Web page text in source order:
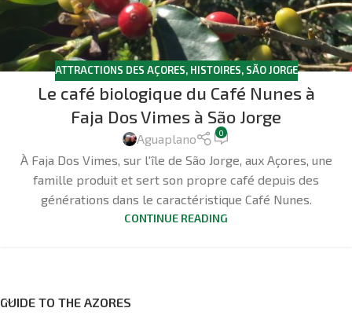
ATTRACTIONS DES AÇORES, HISTOIRES, SÃO JORGE
Le café biologique du Café Nunes à
Faja Dos Vimes à São Jorge
Aguaplano 0
À Faja Dos Vimes, sur l'île de São Jorge, aux Açores, une
famille produit et sert son propre café depuis des
générations dans le caractéristique Café Nunes.
CONTINUE READING
GUIDE TO THE AZORES